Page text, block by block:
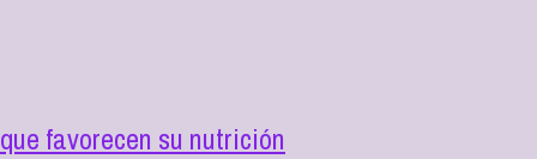
favorecen su nutrición